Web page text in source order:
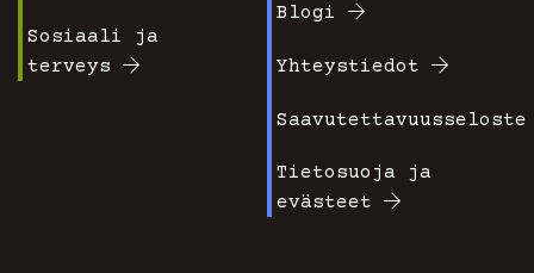
Sosiaali ja
terveys
Blogi
Yhteystiedot
Saavutettavuusseloste
Tietosuoja ja
evästeet